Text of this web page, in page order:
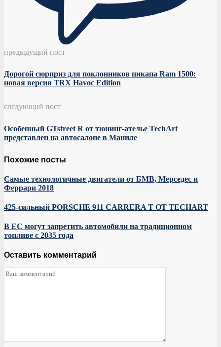
предыдущий пост
Дорогой сюрприз для поклонников пикапа Ram 1500:
новая версия TRX Havoc Edition
следующий пост
Особенный GTstreet R от тюнинг-ателье TechArt
представлен на автосалоне в Маниле
Похожие посты
Самые технологичные двигатели от БМВ, Мерседес и
Феррари 2018
425-сильный PORSCHE 911 CARRERA T ОТ TECHART
В ЕС могут запретить автомобили на традиционном
топливе с 2035 года
Оставить комментарий